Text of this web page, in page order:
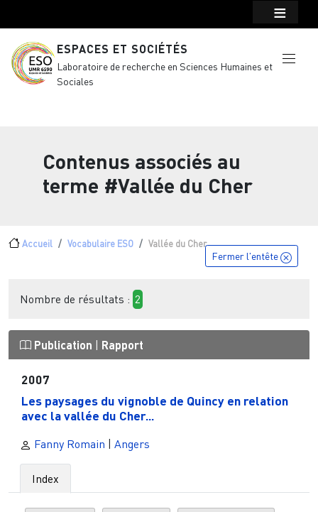
ESPACES ET SOCIÉTÉS
Laboratoire de recherche en Sciences Humaines et
Sociales
Contenus associés au
terme #Vallée du Cher
Fil d'Ariane
Accueil Vocabulaire ESO Vallée du Cher
Fermer l'entête
Nombre de résultats : 2
Publication Rapport
2007
Les paysages du vignoble de Quincy en relation
avec la vallée du Cher...
Fanny Romain | Angers
Index